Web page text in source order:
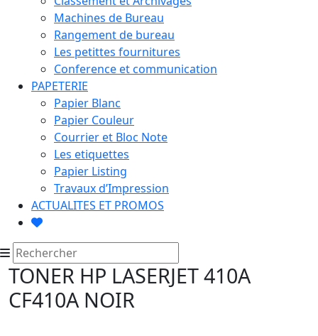
Machines de Bureau
Rangement de bureau
Les petittes fournitures
Conference et communication
PAPETERIE
Papier Blanc
Papier Couleur
Courrier et Bloc Note
Les etiquettes
Papier Listing
Travaux d’Impression
ACTUALITES ET PROMOS
TONER HP LASERJET 410A
CF410A NOIR